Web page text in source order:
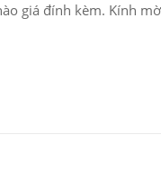
giá đính kèm. Kính